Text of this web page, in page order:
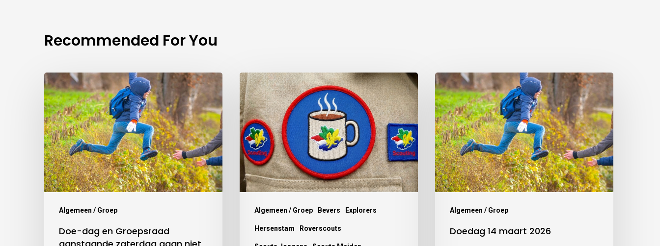
Recommended For You
Algemeen / Groep
Doe-dag en Groepsraad
Algemeen / Groep Bevers Explorers
Hersenstam Roverscouts
Algemeen / Groep
Doedag 14 maart 2026